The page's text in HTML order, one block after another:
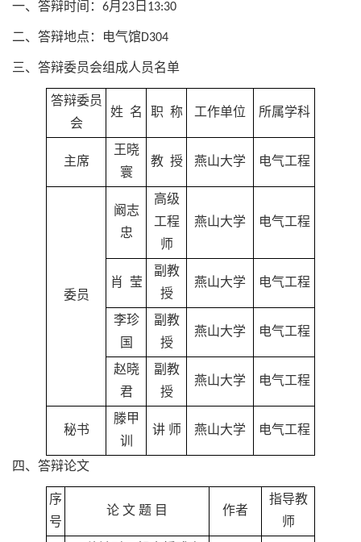
一、答辩时间：6月23日13:30
二、答辩地点：电气馆D304
三、答辩委员会组成人员名单
答辩委员
会
姓 名 职 称 工作单位 所属学科
主席
王晓
寰
教 授 燕山大学 电气工程
委员
阚志
忠
高级
工程
师
燕山大学 电气工程
肖 莹
副教
授
燕山大学 电气工程
李珍
国
副教
授
燕山大学 电气工程
赵晓
君
副教
授
燕山大学 电气工程
秘书
滕甲
训
讲 师 燕山大学 电气工程
四、答辩论文
序
号
论 文 题 目 作者
指导教
师